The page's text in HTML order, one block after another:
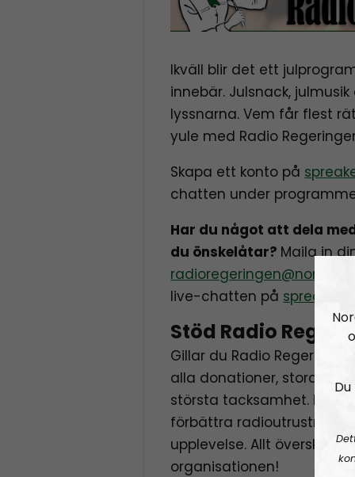
Ikväll blir det ett
innebär. Julsnack,
lyssnarna. Vem får flest
yule med Radio
Skapa ett konto på
chatten under
Har du något att dela
du önskelåtar? Maila in
live-chatten på spreaker
Stöd Radio
Gillar du Radio
alla donationer, stora
största tacksamhet.
förbättra
upplevelse. Allt överskott
organisationen!